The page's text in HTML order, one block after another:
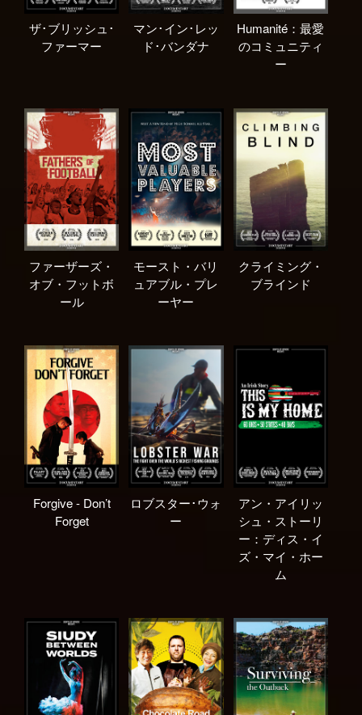
ザ･ブリッシュ･
ファーマー
‪マン･イン･レッ
ド･バンダナ
Humanité：最愛
のコミュニティ
ー
ファーザーズ・
オブ・フットボ
ール
モースト・バリ
ュアブル・プレ
ーヤー
クライミング・
ブラインド
Forgive - Don’t
Forget
ロブスター･ウォ
ー
アン・アイリッ
シュ・ストーリ
ー：ディス・イ
ズ・マイ・ホー
ム